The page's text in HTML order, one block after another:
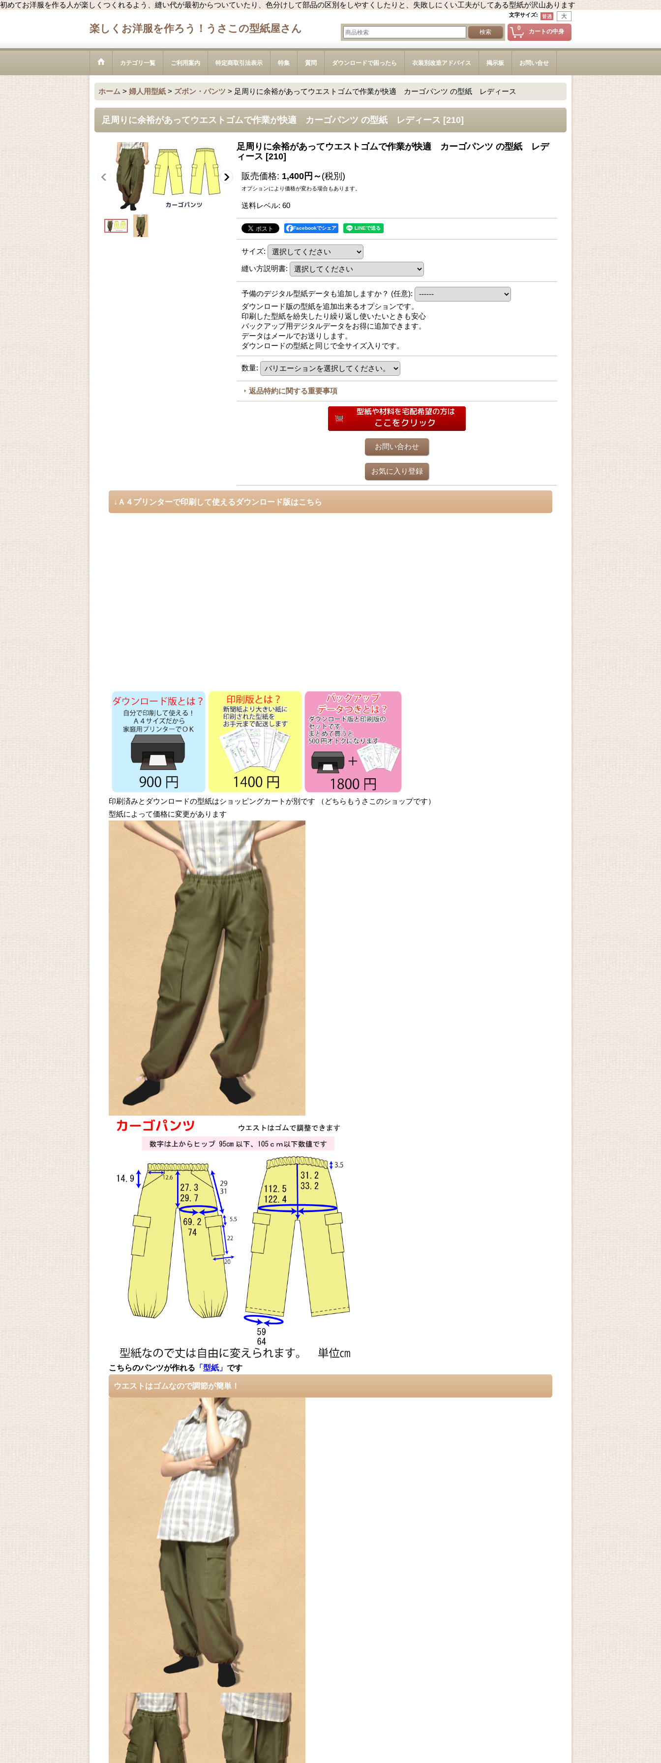
初めてお洋服を作る人が楽しくつくれるよう、縫い代が最初からついていたり、色分けして部品の区別をしやすくしたりと、失敗しにくい工夫がしてある型紙が沢山あります
文字サイズ:
楽しくお洋服を作ろう！うさこの型紙屋さん 0 カートの中身
カテゴリ一覧 ご利用案内 特定商取引法表示 特集 質問 ダウンロードで困ったら 衣装別改造アドバイス 掲示板 お問い合せ
ホーム > 婦人用型紙 > ズボン・パンツ > 足周りに余裕があってウエストゴムで作業が快適 カーゴパンツ の型紙 レディース
足周りに余裕があってウエストゴムで作業が快適 カーゴパンツ の型紙 レディース [210]
足周りに余裕があってウエストゴムで作業が快適 カーゴパンツ の型紙 レデ
ィース [210]
販売価格: 1,400円～(税別)
オプションにより価格が変わる場合もあります。
送料レベル: 60
Facebookでシェア
サイズ:
縫い方説明書:
予備のデジタル型紙データも追加しますか？ (任意):
ダウンロード版の型紙を追加出来るオプションです。
印刷した型紙を紛失したり繰り返し使いたいときも安心
バックアップ用デジタルデータをお得に追加できます。
データはメールでお送りします。
ダウンロードの型紙と同じで全サイズ入りです。
数量:
返品特約に関する重要事項
お問い合わせ
お気に入り登録
↓Ａ４プリンターで印刷して使えるダウンロード版はこちら
印刷済みとダウンロードの型紙はショッピングカートが別です （どちらもうさこのショップです）
型紙によって価格に変更があります
こちらのパンツが作れる 「型紙」 です
ウエストはゴムなので調節が簡単！